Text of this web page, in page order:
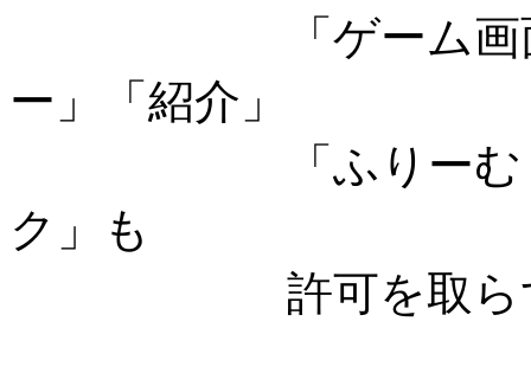
「ゲーム画面の
ー」「紹介」
「ふりーむ・ゲ
ク」も
許可を取らずに